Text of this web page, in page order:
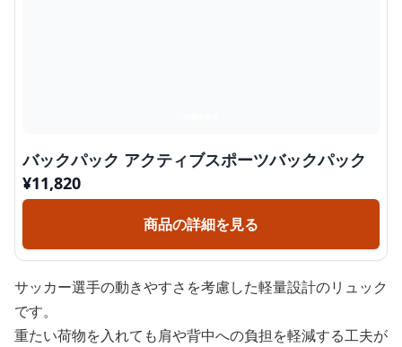
バックパック アクティブスポーツバックパック
¥11,820
商品の詳細を見る
サッカー選手の動きやすさを考慮した軽量設計のリュック
です。
重たい荷物を入れても肩や背中への負担を軽減する工夫が